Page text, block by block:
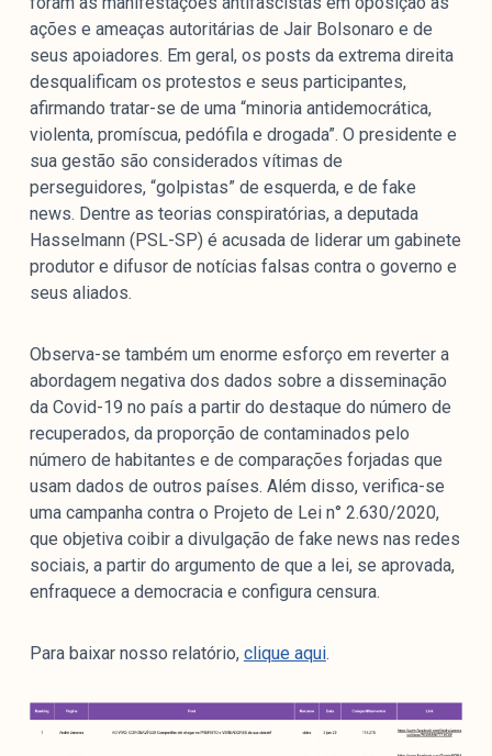
ações e ameaças autoritárias de Jair Bolsonaro e de
seus apoiadores. Em geral, os posts da extrema direita
desqualificam os protestos e seus participantes,
afirmando tratar-se de uma “minoria antidemocrática,
violenta, promíscua, pedófila e drogada”. O presidente e
sua gestão são considerados vítimas de
perseguidores, “golpistas” de esquerda, e de fake
news. Dentre as teorias conspiratórias, a deputada
Hasselmann (PSL-SP) é acusada de liderar um gabinete
produtor e difusor de notícias falsas contra o governo e
seus aliados.
Observa-se também um enorme esforço em reverter a
abordagem negativa dos dados sobre a disseminação
da Covid-19 no país a partir do destaque do número de
recuperados, da proporção de contaminados pelo
número de habitantes e de comparações forjadas que
usam dados de outros países. Além disso, verifica-se
uma campanha contra o Projeto de Lei n° 2.630/2020,
que objetiva coibir a divulgação de fake news nas redes
sociais, a partir do argumento de que a lei, se aprovada,
enfraquece a democracia e configura censura.
Para baixar nosso relatório, clique aqui.